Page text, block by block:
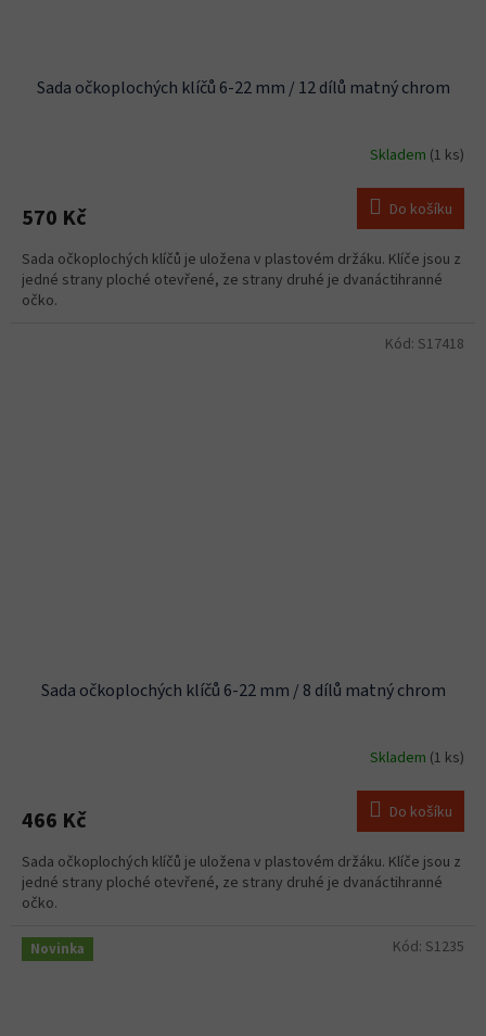
Sada očkoplochých klíčů 6-22 mm / 12 dílů matný chrom
Skladem (1 ks)
570 Kč Do košíku
Sada očkoplochých klíčů je uložena v plastovém držáku. Klíče jsou z
jedné strany ploché otevřené, ze strany druhé je dvanáctihranné
očko.
Sada očkoplochých klíčů 6-22 mm / 8 dílů matný chrom
Skladem (1 ks)
466 Kč Do košíku
Sada očkoplochých klíčů je uložena v plastovém držáku. Klíče jsou z
jedné strany ploché otevřené, ze strany druhé je dvanáctihranné
očko.
Kód: S17418
Novinka Kód: S1235